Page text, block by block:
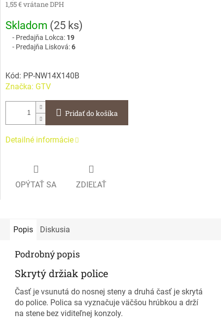
1,55 € vrátane DPH
Jednotková
cena:
Skladom (25 ks)
Predajňa Lokca: 19
Predajňa Lisková:6
Kód: PP-NW14X140B
Značka: GTV
Pridať do košíka
Detailné informácie
OPÝTAŤ SA ZDIEĽAŤ
Popis Diskusia
Podrobný popis
Skrytý držiak police
Časť je vsunutá do nosnej steny a druhá časť je skrytá
do police. Polica sa vyznačuje väčšou hrúbkou a drží
na stene bez viditeľnej konzoly.